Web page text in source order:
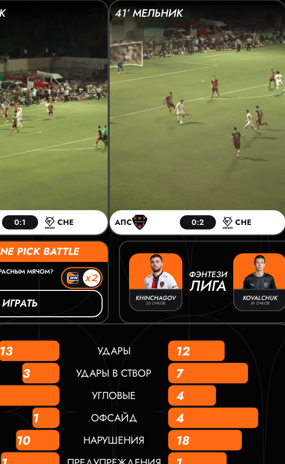
0:1 CHE
41’ МЕЛЬНИК
АПС 0:2 CHE
PICK BATTLE
МЯЧОМ?
ИГРАТЬ KHINCHAGOV
20 ОЧКОВ
ФЭНТЕЗИ
ЛИГА
KOVALCHUK
39 ОЧКОВ
УДАРЫ
12
3
УДАРЫ В СТВОР 7
УГЛОВЫЕ
4
1
ОФСАЙД
4
10
НАРУШЕНИЯ
18